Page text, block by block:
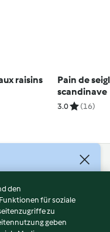
raisins
Pain de
scandinave
3.0 (16)
den
für soziale
zu
geben